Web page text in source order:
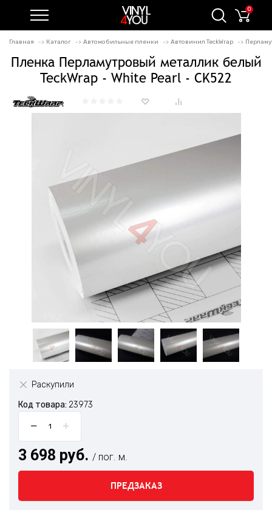
0
Главная Каталог Автомобильные пленки Автовинил TeckWrap
Пленка Перламутровый металлик белый
TeckWrap - White Pearl - CK522
Раскупили
Код товара: 23973
3 698 руб. / пог. м.
ПРЕДЗАКАЗ